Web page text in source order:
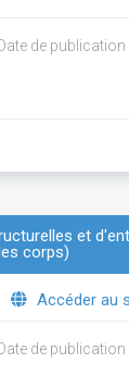
Date de publication
et
corps)
Accéder au
Date de publication